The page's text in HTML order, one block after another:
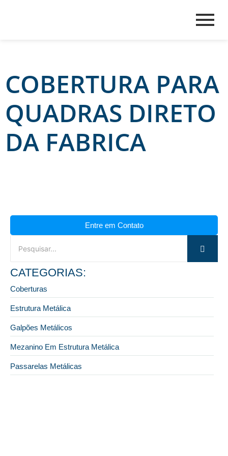
COBERTURA PARA
QUADRAS DIRETO
DA FABRICA
Entre em Contato
CATEGORIAS:
Coberturas
Estrutura Metálica
Galpões Metálicos
Mezanino Em Estrutura Metálica
Passarelas Metálicas